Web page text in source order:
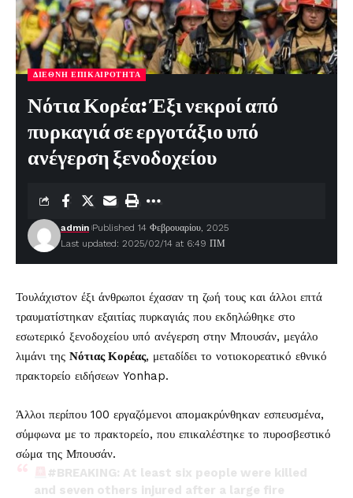
ΔΙΕΘΝΉ ΕΠΙΚΑΙΡΌΤΗΤΑ
Νότια Κορέα: Έξι νεκροί από
πυρκαγιά σε εργοτάξιο υπό
ανέγερση ξενοδοχείου
Last updated: 2025/02/14 at 6:49 ΠΜ
admin Published 14 Φεβρουαρίου, 2025
Τουλάχιστον έξι άνθρωποι έχασαν τη ζωή τους και άλλοι επτά
τραυματίστηκαν εξαιτίας πυρκαγιάς που εκδηλώθηκε στο
εσωτερικό ξενοδοχείου υπό ανέγερση στην Μπουσάν, μεγάλο
λιμάνι της Νότιας Κορέας, μεταδίδει το νοτιοκορεατικό εθνικό
πρακτορείο ειδήσεων Yonhap.
Άλλοι περίπου 100 εργαζόμενοι απομακρύνθηκαν εσπευσμένα,
σύμφωνα με το πρακτορείο, που επικαλέστηκε το πυροσβεστικό
σώμα της Μπουσάν.
#BREAKING: At least six people were killed
and seven others injured after a large fire